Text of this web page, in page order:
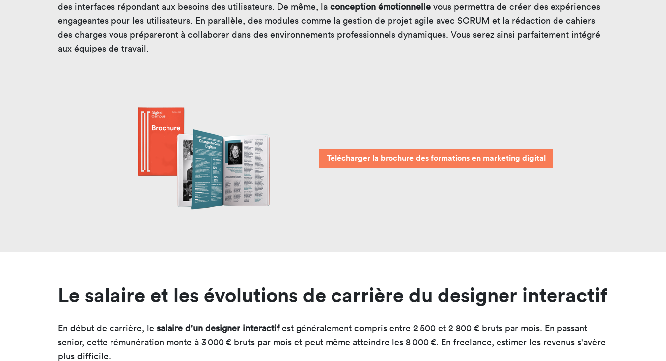
des interfaces répondant aux besoins des utilisateurs. De même, la conception émotionnelle vous permettra de créer des expériences
engageantes pour les utilisateurs. En parallèle, des modules comme la gestion de projet agile avec SCRUM et la rédaction de cahiers
des charges vous prépareront à collaborer dans des environnements professionnels dynamiques. Vous serez ainsi parfaitement intégré
aux équipes de travail.
Télécharger la brochure des formations enmarketing digital
Le salaire et les évolutions de carrière du designer interactif
En début de carrière, le salaire d'un designer interactifest généralement compris entre 2 500 et 2 800 € bruts par mois. En passant
senior, cette rémunération monte à 3 000 € bruts par mois et peut même atteindre les 8 000 €. En freelance, estimer les revenus s'avère
plus difficile.